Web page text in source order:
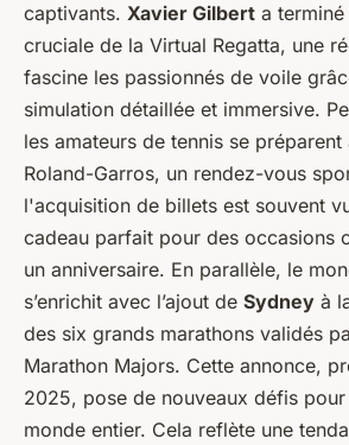
captivants. Xavier Gilbert a
cruciale de la Virtual Regatta, une
fascine les passionnés de voile
simulation détaillée et immersive.
les amateurs de tennis se
Roland-Garros, un rendez-vous
l'acquisition de billets est souvent
cadeau parfait pour des occasions
un anniversaire. En parallèle, le
s’enrichit avec l’ajout de Sydney à
des six grands marathons validés
Marathon Majors. Cette annonce,
2025, pose de nouveaux défis
monde entier. Cela reflète une